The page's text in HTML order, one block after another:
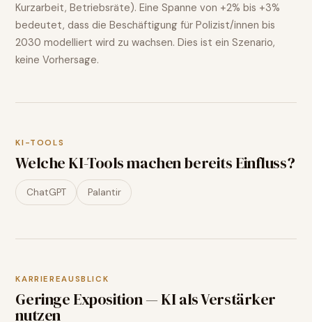
Kurzarbeit, Betriebsräte). Eine Spanne von +2% bis +3%
bedeutet, dass die Beschäftigung fürPolizist/innen bis
2030 modelliert wird zu wachsen. Dies ist ein Szenario,
keine Vorhersage.
KI-TOOLS
Welche KI-Tools machen bereits Einfluss?
ChatGPT Palantir
KARRIEREAUSBLICK
Geringe Exposition — KI als Verstärker
nutzen